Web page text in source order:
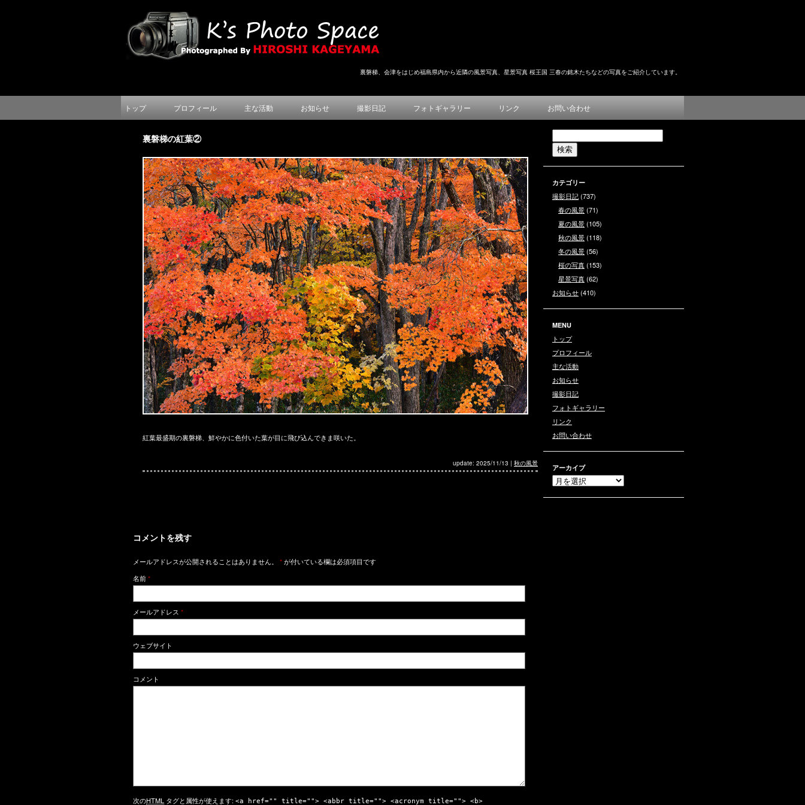
裏磐梯、会津をはじめ福島県内から近隣の風景写真、星景写真 桜王国 三春の銘木たちなどの写真をご紹介しています。
トップ プロフィール 主な活動 お知らせ 撮影日記 フォトギャラリー リンク お問い合わせ
裏磐梯の紅葉②
紅葉最盛期の裏磐梯、鮮やかに色付いた葉が目に飛び込んできま咲いた。
update: 2025/11/13 | 秋の風景
コメントを残す
メールアドレスが公開されることはありません。 *が付いている欄は必須項目です
名前*
メールアドレス *
ウェブサイト
コメント
次のHTML タグと属性が使えます: <a href="" title=""> <abbr title=""> <acronym title=""> <b>
カテゴリー
撮影日記(737)
春の風景(71)
夏の風景(105)
秋の風景(118)
冬の風景(56)
桜の写真(153)
星景写真(62)
お知らせ(410)
MENU
トップ
プロフィール
主な活動
お知らせ
撮影日記
フォトギャラリー
リンク
お問い合わせ
アーカイブ